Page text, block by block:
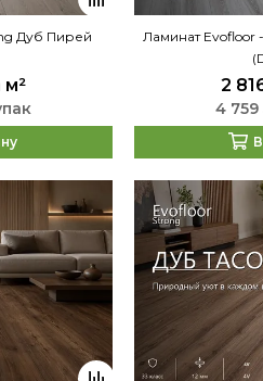
Дуб Пирей
м²
Ламинат
2
4 759